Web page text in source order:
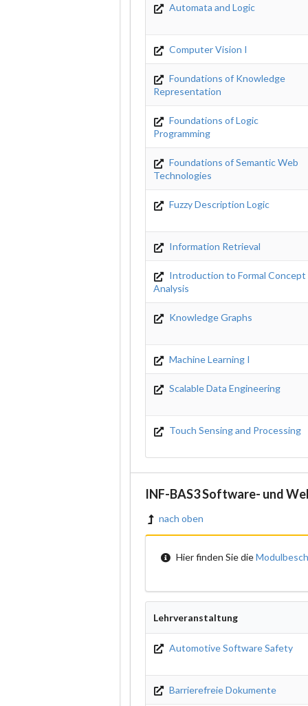
Automata and Logic
Computer Vision I
Foundations of Knowledge
Representation
Foundations of Logic
Programming
Foundations of Semantic Web
Technologies
Fuzzy Description Logic
Information Retrieval
Introduction to Formal Concept
Analysis
Knowledge Graphs
Machine Learning I
Scalable Data Engineering
Touch Sensing and Processing
INF-BAS3 Software- und
nach oben
Hier finden Sie die
Lehrveranstaltung
Automotive Software Safety
Barrierefreie Dokumente